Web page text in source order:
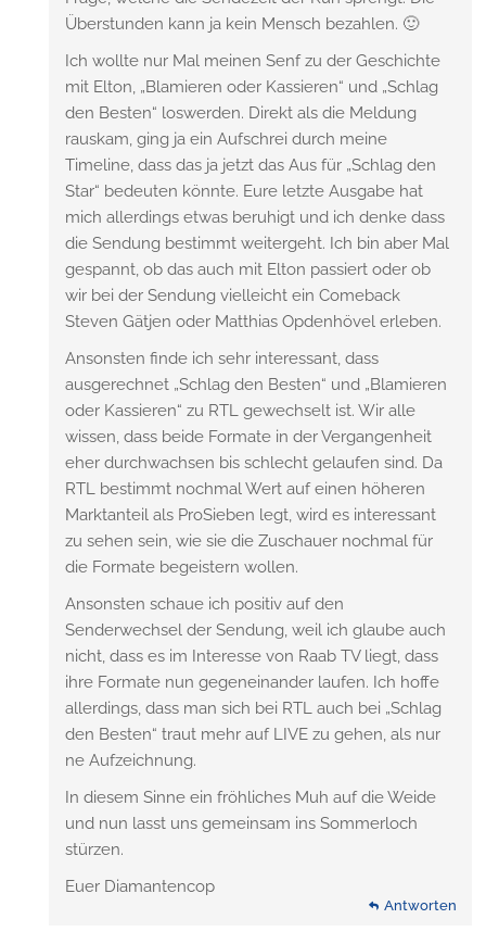
Überstunden kann ja kein Mensch bezahlen. 🙂
Ich wollte nur Mal meinen Senf zu der Geschichte
mit Elton, „Blamieren oder Kassieren“ und „Schlag
den Besten“ loswerden. Direkt als die Meldung
rauskam, ging ja ein Aufschrei durch meine
Timeline, dass das ja jetzt das Aus für „Schlag den
Star“ bedeuten könnte. Eure letzte Ausgabe hat
mich allerdings etwas beruhigt und ich denke dass
die Sendung bestimmt weitergeht. Ich bin aber Mal
gespannt, ob das auch mit Elton passiert oder ob
wir bei der Sendung vielleicht ein Comeback
Steven Gätjen oder Matthias Opdenhövel erleben.
Ansonsten finde ich sehr interessant, dass
ausgerechnet „Schlag den Besten“ und „Blamieren
oder Kassieren“ zu RTL gewechselt ist. Wir alle
wissen, dass beide Formate in der Vergangenheit
eher durchwachsen bis schlecht gelaufen sind. Da
RTL bestimmt nochmal Wert auf einen höheren
Marktanteil als ProSieben legt, wird es interessant
zu sehen sein, wie sie die Zuschauer nochmal für
die Formate begeistern wollen.
Ansonsten schaue ich positiv auf den
Senderwechsel der Sendung, weil ich glaube auch
nicht, dass es im Interesse von Raab TV liegt, dass
ihre Formate nun gegeneinander laufen. Ich hoffe
allerdings, dass man sich bei RTL auch bei „Schlag
den Besten“ traut mehr auf LIVE zu gehen, als nur
ne Aufzeichnung.
In diesem Sinne ein fröhliches Muh auf die Weide
und nun lasst uns gemeinsam ins Sommerloch
stürzen.
Euer Diamantencop
Antworten